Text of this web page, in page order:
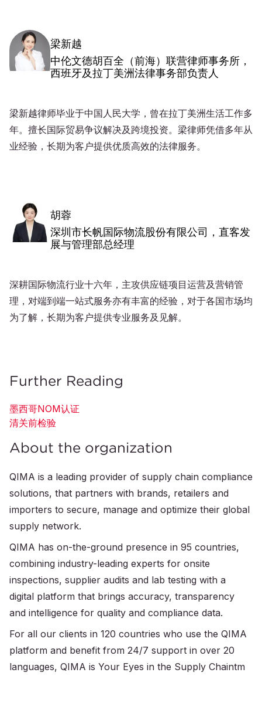
梁新越
中伦文德胡百全（前海）联营律师事务所，
西班牙及拉丁美洲法律事务部负责人
梁新越律师毕业于中国人民大学，曾在拉丁美洲生活工作多
年。擅长国际贸易争议解决及跨境投资。梁律师凭借多年从
业经验，长期为客户提供优质高效的法律服务。
胡蓉
深圳市长帆国际物流股份有限公司，直客发
展与管理部总经理
深耕国际物流行业十六年，主攻供应链项目运营及营销管
理，对端到端一站式服务亦有丰富的经验，对于各国市场均
为了解，长期为客户提供专业服务及见解。
Further Reading
墨西哥NOM认证
清关前检验
About the organization
QIMA is a leading provider of supply chain compliance
solutions, that partners with brands, retailers and
importers to secure, manage and optimize their global
supply network.
QIMA has on-the-ground presence in 95 countries,
combining industry-leading experts for onsite
inspections, supplier audits and lab testing with a
digital platform that brings accuracy, transparency
and intelligence for quality and compliance data.
For all our clients in 120 countries who use the QIMA
platform and benefit from 24/7 support in over 20
languages, QIMA is Your Eyes in the Supply Chaintm